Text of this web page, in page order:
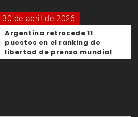
30 de abril de 2026
Argentina retrocede 11
puestos en el ranking de
libertad de prensa mundial